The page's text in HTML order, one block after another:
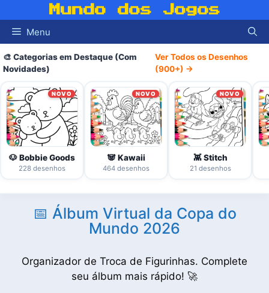
para
conteúdo
Mundo dos Jogos
Menu
🎨 Categorias em Destaque (Com
Novidades)
Ver Todos os Desenhos
(900+) →
NOVO
🐶 Bobbie Goods
228 desenhos
NOVO
🐼 Kawaii
464 desenhos
NOVO
👾 Stitch
21 desenhos
📅 Álbum Virtual da Copa do
Mundo 2026
Organizador de Troca de Figurinhas. Complete
seu álbum mais rápido! 🚀